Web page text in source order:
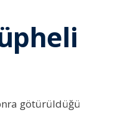
götürüldüğü